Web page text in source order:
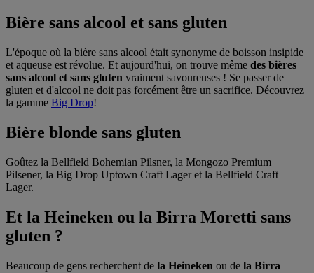
Bière sans alcool et sans gluten
L'époque où la bière sans alcool était synonyme de boisson insipide
et aqueuse est révolue. Et aujourd'hui, on trouve même des bières
sans alcool et sans gluten vraiment savoureuses ! Se passer de
gluten et d'alcool ne doit pas forcément être un sacrifice. Découvrez
la gamme Big Drop!
Bière blonde sans gluten
Goûtez la Bellfield Bohemian Pilsner, la Mongozo Premium
Pilsener, la Big Drop Uptown Craft Lager et la Bellfield Craft
Lager.
Et la Heineken ou la Birra Moretti sans
gluten ?
Beaucoup de gens recherchent de la Heineken ou de la Birra